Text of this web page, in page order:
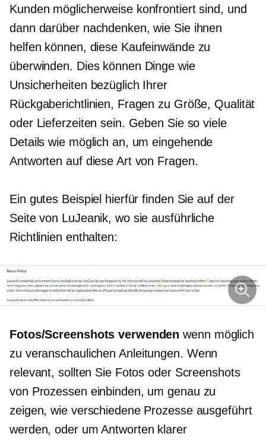
Kunden möglicherweise konfrontiert sind, und
dann darüber nachdenken, wie Sie ihnen
helfen können, diese Kaufeinwände zu
überwinden. Dies können Dinge wie
Unsicherheiten bezüglich Ihrer
Rückgaberichtlinien, Fragen zu Größe, Qualität
oder Lieferzeiten sein. Geben Sie so viele
Details wie möglich an, umeingehende
Antworten auf diese Art von Fragen.
Ein gutes Beispiel hierfür finden Sie auf der
Seite von LuJeanik, wo sie ausführliche
Richtlinien enthalten:
Fotos/Screenshots verwenden wenn möglich
zu veranschaulichen Anleitungen. Wenn
relevant, sollten Sie Fotos oder Screenshots
von Prozessen einbinden, um genau zu
zeigen, wie verschiedene Prozesse ausgeführt
werden, oder um Antworten klarer